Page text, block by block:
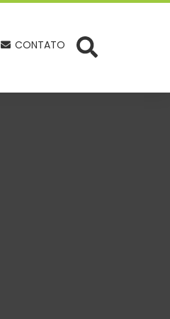
CONTATO